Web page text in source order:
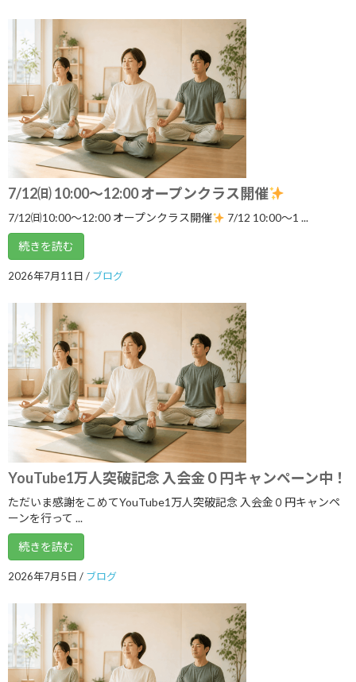
2024年7月
2024年6月
2024年5月
2024年4月
2024年3月
2024年2月
2024年1月
2023年12月
2023年11月
2023年10月
2023年9月
2023年8月
2023年7月
2023年6月
2023年5月
2023年4月
2023年3月
2023年2月
2023年1月
2022年11月
2022年10月
2022年9月
7/12㈰ 10:00～12:00 オープンクラス開催
7/12㈰10:00～12:00 オープンクラス開催 7/12 10:00〜1 ...
続きを読む
2026年7月11日 / ブログ
YouTube1万人突破記念 入会金０円キャンペーン中！
ただいま感謝をこめてYouTube1万人突破記念 入会金０円キャンペ
ーンを行って ...
続きを読む
2026年7月5日 / ブログ